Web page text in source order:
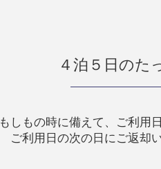
４泊５日のた
もしもの時に備えて、ご利用
ご利用日の次の日にご返却